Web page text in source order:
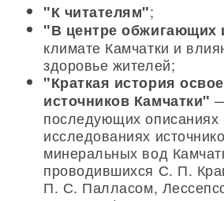
"К читателям";
"В центре обжигающих
климате Камчатки и
здоровье жителей;
"Краткая история
источников Камчатки"
последующих описаниях
исследованиях
минеральных вод
проводившихся С. П.
П. С. Палласом,